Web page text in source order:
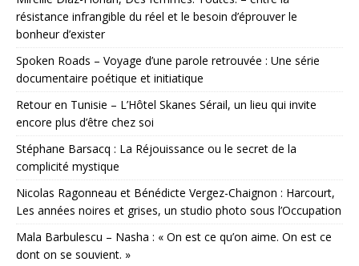
résistance infrangible du réel et le besoin d’éprouver le
bonheur d’exister
Spoken Roads – Voyage d’une parole retrouvée : Une série
documentaire poétique et initiatique
Retour en Tunisie – L’Hôtel Skanes Sérail, un lieu qui invite
encore plus d’être chez soi
Stéphane Barsacq : La Réjouissance ou le secret de la
complicité mystique
Nicolas Ragonneau et Bénédicte Vergez-Chaignon : Harcourt,
Les années noires et grises, un studio photo sous l’Occupation
Mala Barbulescu – Nasha : « On est ce qu’on aime. On est ce
dont on se souvient. »